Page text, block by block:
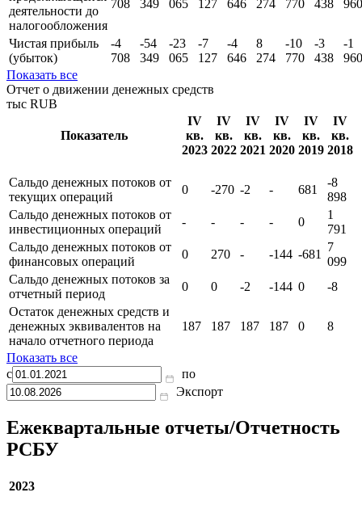
деятельности до
налогообложения
708 349 065 127 646 274 770 438 960
Чистая прибыль
(убыток)
-4
708
-54
349
-23
065
-7
127
-4
646
8
274
-10
770
-3
438
-1
960
Показать все
Отчет о движении денежных средств
тыс RUB
Показатель
IV
кв.
2023
IV
кв.
2022
IV
кв.
2021
IV
кв.
2020
IV
кв.
2019
IV
кв.
2018
Сальдо денежных потоков от
текущих операций
0 -270 -2 - 681
-8
898
Сальдо денежных потоков от
инвестиционных операций
- - - - 0
1
791
Сальдо денежных потоков от
финансовых операций
0 270 - -144 -681
7
099
Сальдо денежных потоков за
отчетный период
0 0 -2 -144 0
-8
Остаток денежных средств и
денежных эквивалентов на
начало отчетного периода
187 187 187 187 0 8
Показать все
с
по
Экспорт
Ежеквартальные отчеты/Отчетность
РСБУ
2023